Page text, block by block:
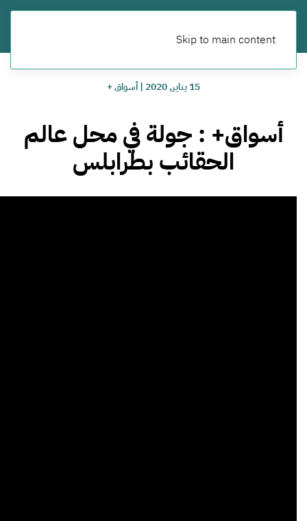
Skip to main content
15 يناير, 2020 |أسواق +
أسواق+ : جولة في محل عالم
الحقائب بطرابلس